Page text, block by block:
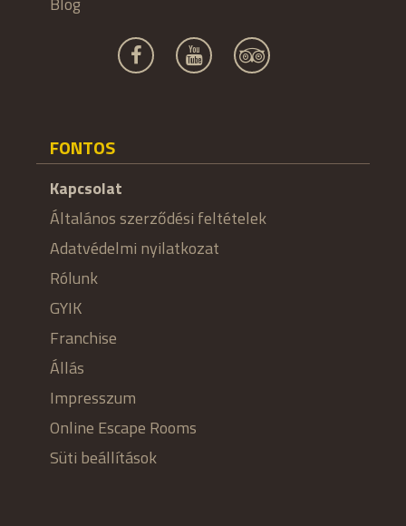
FONTOS
Kapcsolat
Általános szerződési feltételek
Adatvédelmi nyilatkozat
Rólunk
GYIK
Franchise
Állás
Impresszum
Online Escape Rooms
Süti beállítások